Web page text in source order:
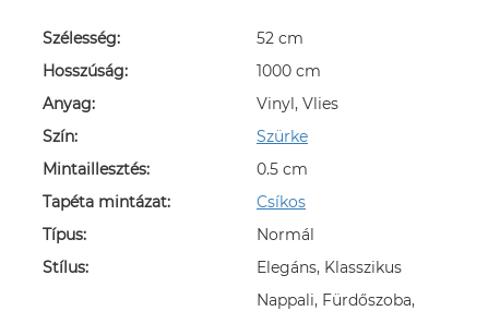
Szélesség:
52 cm
Hosszúság:
1000 cm
Anyag:
Vinyl, Vlies
Szín:
Szürke
Mintaillesztés:
0.5 cm
Tapéta mintázat:
Csíkos
Típus:
Normál
Stílus:
Elegáns, Klasszikus
Nappali, Fürdőszoba,